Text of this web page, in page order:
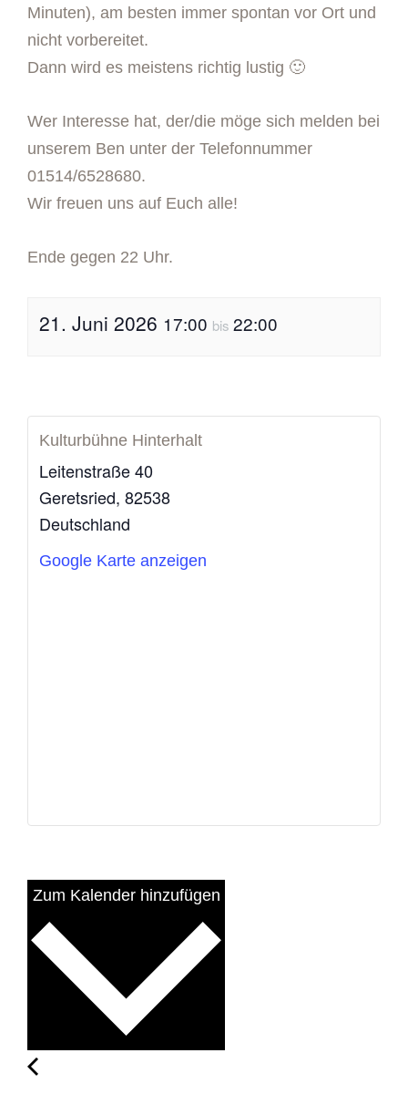
Minuten), am besten immer spontan vor Ort und
nicht vorbereitet.
Dann wird es meistens richtig lustig 🙂
Wer Interesse hat, der/die möge sich melden bei
unserem Ben unter der Telefonnummer
01514/6528680.
Wir freuen uns auf Euch alle!
Ende gegen 22 Uhr.
21. Juni 2026 17:00 bis 22:00
Kulturbühne Hinterhalt
Leitenstraße 40
Geretsried, 82538
Deutschland
Google Karte anzeigen